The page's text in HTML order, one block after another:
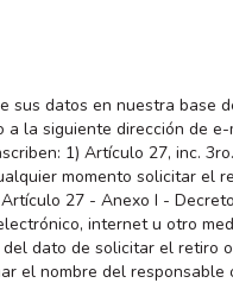
datos en nuestra base
la siguiente dirección de e-
1) Artículo 27, inc.
momento solicitar el
27 - Anexo I -
internet u otro
dato de solicitar el retiro
el nombre del